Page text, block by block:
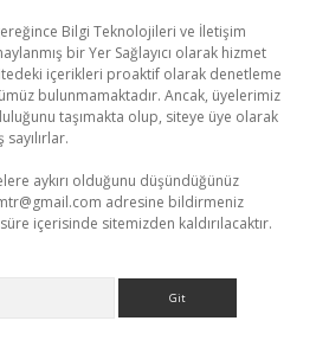
Bilgi Teknolojileri ve İletişim
bir Yer Sağlayıcı olarak hizmet
içerikleri proaktif olarak denetleme
bulunmamaktadır. Ancak, üyelerimiz
taşımakta olup, siteye üye olarak
aykırı olduğunu düşündüğünüz
adresine bildirmeniz
içerisinde sitemizden kaldırılacaktır.